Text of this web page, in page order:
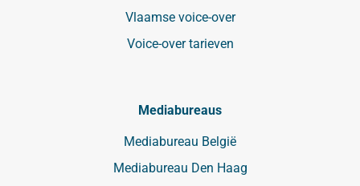
Vlaamse voice-over
Voice-over tarieven
Mediabureaus
Mediabureau België
Mediabureau Den Haag